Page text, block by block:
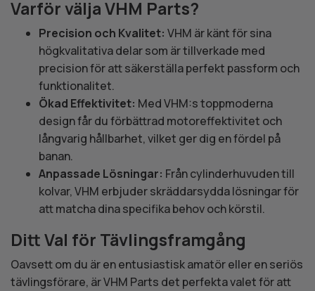
Varför välja VHM Parts?
Precision och Kvalitet: VHM är känt för sina
högkvalitativa delar som är tillverkade med
precision för att säkerställa perfekt passform och
funktionalitet.
Ökad Effektivitet: Med VHM:s toppmoderna
design får du förbättrad motoreffektivitet och
långvarig hållbarhet, vilket ger dig en fördel på
banan.
Anpassade Lösningar: Från cylinderhuvuden till
kolvar, VHM erbjuder skräddarsydda lösningar för
att matcha dina specifika behov och körstil.
Ditt Val för Tävlingsframgång
Oavsett om du är en entusiastisk amatör eller en seriös
tävlingsförare, är VHM Parts det perfekta valet för att